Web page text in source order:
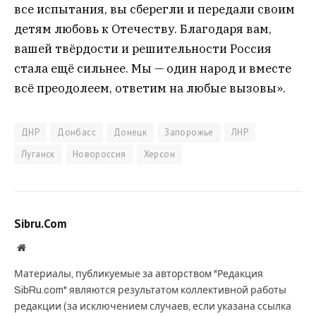
все испытания, вы сберегли и передали своим
детям любовь к Отечеству. Благодаря вам,
вашей твёрдости и решительности Россия
стала ещё сильнее. Мы — один народ и вместе
всё преодолеем, ответим на любые вызовы».
ДНР Донбасс Донецк Запорожье
ЛНР
Луганск
Новороссия Херсон
Sibru.Com
Website
Материалы, публикуемые за авторством "Редакция
SibRu.com" являются результатом коллективной работы
редакции (за исключением случаев, если указана ссылка